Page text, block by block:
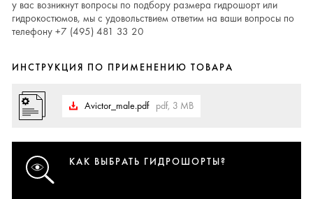
у вас возникнут вопросы по подбору размера гидрошорт или
гидрокостюмов, мы с удовольствием ответим на ваши вопросы по
телефону +7 (495) 481 33 20
ИНСТРУКЦИЯ ПО ПРИМЕНЕНИЮ ТОВАРА
Avictor_male.pdf pdf, 3 MB
КАК ВЫБРАТЬ ГИДРОШОРТЫ?